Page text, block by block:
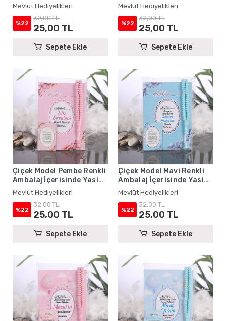
Yasin Kitabı, Magnet ve
Tesbih - Mevlüt
Hediyelikleri
Mevlüt Hediyelikleri
%22
32,00 TL
25,00 TL
Sepete Ekle
Kitabı, Magnet ve Tesbih -
Mevlüt Hediyelikleri
Mevlüt Hediyelikleri
%22
32,00 TL
25,00 TL
Sepete Ekle
Çiçek Model Pembe Renkli
Ambalaj İçerisinde Yasin
Kitabı, Magnet ve Tesbih -
Mevlüt Hediyelikleri
Mevlüt Hediyelikleri
%22
32,00 TL
25,00 TL
Sepete Ekle
Çiçek Model Mavi Renkli
Ambalaj İçerisinde Yasin
Kitabı, Magnet ve Tesbih -
Mevlüt Hediyelikleri
Mevlüt Hediyelikleri
%22
32,00 TL
25,00 TL
Sepete Ekle